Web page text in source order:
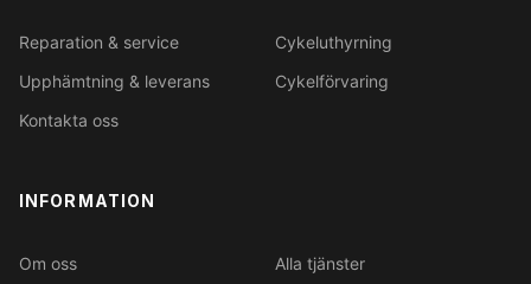
Reparation & service
Cykeluthyrning
Upphämtning & leverans
Cykelförvaring
Kontakta oss
INFORMATION
Om oss
Alla tjänster